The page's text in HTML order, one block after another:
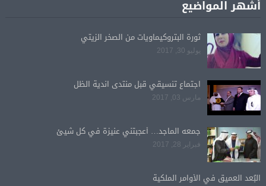
أشهر المواضيع
ثورة البتروكيماويات من الصخر الزيتي
يوليو 30, 2017
اجتماع تنسيقي قبل منتدى اندية الظل
مارس 03, 2017
جمعه الماجد… أعجبتني عنيزة في كل شيئ
فبراير 28, 2017
البُعد العميق في الأوامر الملكية